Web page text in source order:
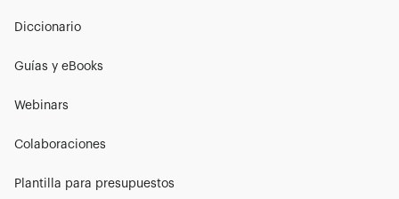
Diccionario
Guías y eBooks
Webinars
Colaboraciones
Plantilla para presupuestos